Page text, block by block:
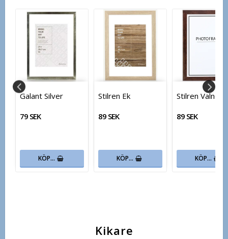
Galant Silver
79 SEK
KÖP…
Stilren Ek
89 SEK
KÖP…
Stilren Valnöt
89 SEK
KÖP…
Kikare